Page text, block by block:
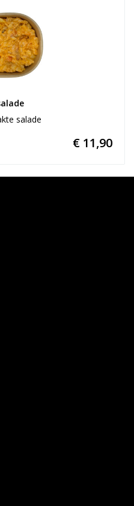
salade
€ 11,90